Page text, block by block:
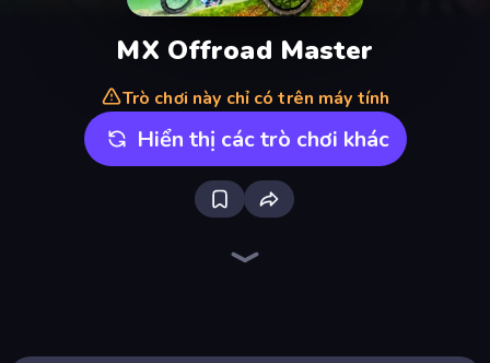
MX Offroad Master
Trò chơi này chỉ có trên máy tính
Hiển thị các trò chơi khác